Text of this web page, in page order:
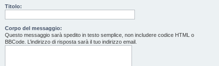
Titolo:
Corpo del messaggio:
Questo messaggio sarà spedito in testo semplice, non includere codice HTML o
BBCode. L’indirizzo di risposta sarà il tuo indirizzo email.